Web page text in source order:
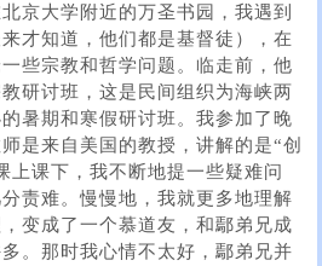
京大学附近的万圣书园，我遇到
才知道，他们都是基督徒），在
些宗教和哲学问题。临走前，他
研讨班，这是民间组织为海峡两
暑期和寒假研讨班。我参加了晚
是来自美国的教授，讲解的是“创
上课下，我不断地提一些疑难问
责难。慢慢地，我就更多地理解
变成了一个慕道友，和鄢弟兄成
。那时我心情不太好，鄢弟兄并